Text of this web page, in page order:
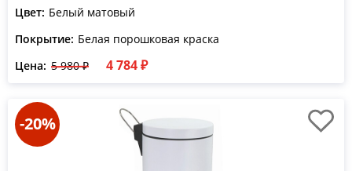
Цвет: Белый матовый
Покрытие: Белая порошковая краска
Цена: 5 980 ₽ 4 784 ₽
-20%